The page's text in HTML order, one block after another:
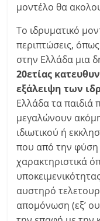
μοντέλο θα
Το ιδρυματικό
περιπτώσεις,
στην Ελλάδα μια
20ετίας
εξάλειψη των
Ελλάδα τα παιδιά
μεγαλώνουν
ιδιωτικού ή
που από την φύση
χαρακτηριστικά
αυστηρό
απομόνωση (εξ’